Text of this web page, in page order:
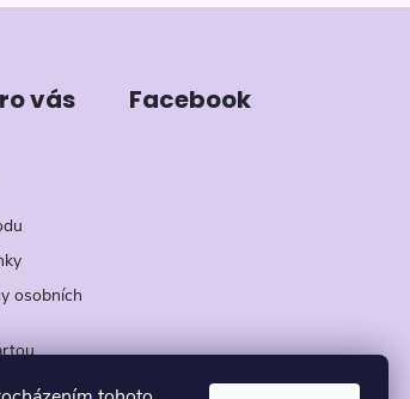
vás
osobních
Facebook